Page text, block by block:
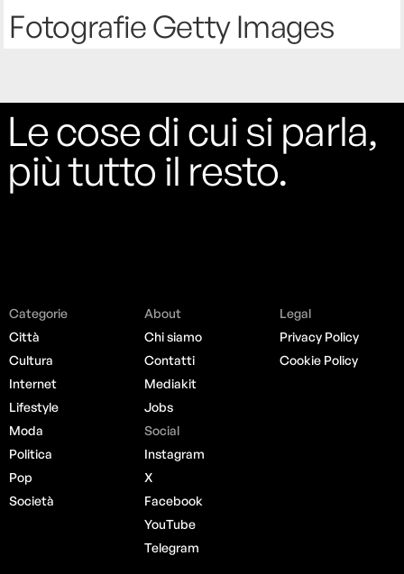
Fotografie Getty Images
Le cose di cui si parla,
più tutto il resto.
Categorie
Città
Cultura
Internet
Lifestyle
Moda
Politica
Pop
Società
About
Chi siamo
Contatti
Mediakit
Jobs
Social
Instagram
X
Facebook
YouTube
Telegram
Legal
Privacy Policy
Cookie Policy